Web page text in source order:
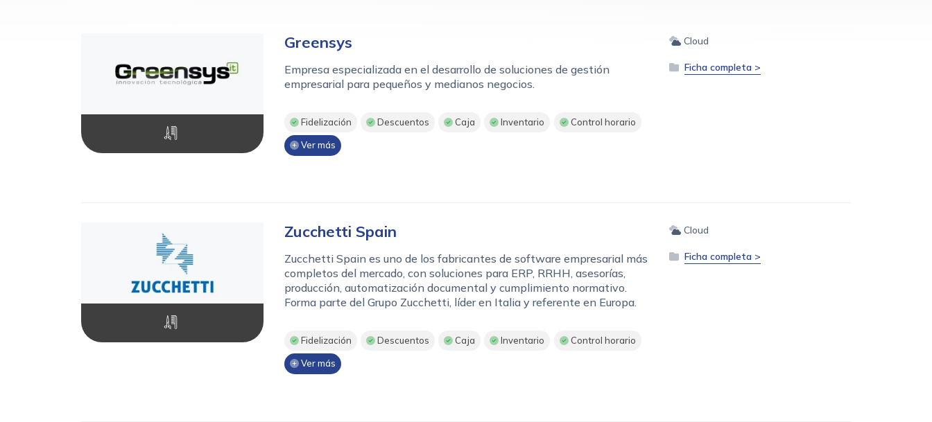
Greensys
Empresa especializada en el desarrollo de soluciones de gestión
empresarial para pequeños y medianos negocios.
Fidelización Descuentos Caja Inventario Control horario
Ver más
Cloud
Ficha completa >
Zucchetti Spain
Zucchetti Spain es uno de los fabricantes de software empresarial más
completos del mercado, con soluciones para ERP, RRHH, asesorías,
producción, automatización documental y cumplimiento normativo.
Forma parte del Grupo Zucchetti, líder en Italia y referente en Europa.
Fidelización Descuentos Caja Inventario Control horario
Ver más
Cloud
Ficha completa >